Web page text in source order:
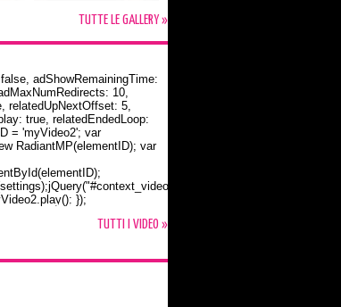
TUTTE LE GALLERY »
t-shirt dedicata a Flynn
adShowRemainingTime:
10,
relatedUpNextOffset: 5,
true, relatedEndedLoop:
= 'myVideo2'; var
RadiantMP(elementID); var
});
TUTTI I VIDEO »